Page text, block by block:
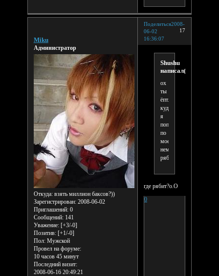
Поделиться
17
2008-
06-02
16:36:07
Miku
Администратор
Откуда:взять миллион баксов?))
Зарегистрирован: 2008-06-02
Приглашений:0
Сообщений:141
Уважение: [+3/-0]
Позитив: [+1/-0]
Пол:Мужской
Провел на форуме:
10 часов 45 минут
Последний визит:
2008-06-16 20:49:21
Shushu
написал(а):
ох
ты
ёпт..
куды
я
попал..
по
моему
немного
рябит...
где рябит?о.О
0